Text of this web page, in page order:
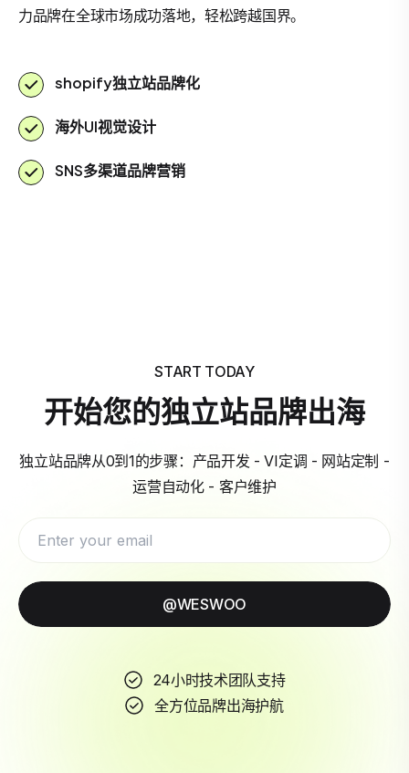
力品牌在全球市场成功落地，轻松跨越国界。
shopify独立站品牌化
海外UI视觉设计
SNS多渠道品牌营销
START TODAY
开始您的独立站品牌出海
独立站品牌从0到1的步骤：产品开发 - VI定调 - 网站定制 -
运营自动化 - 客户维护
@WESWOO
24小时技术团队支持
全方位品牌出海护航